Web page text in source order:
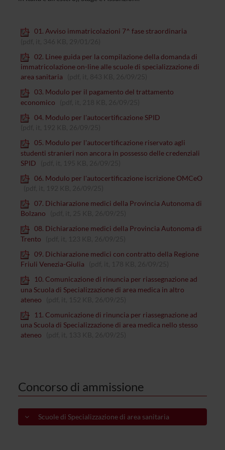
01. Avviso immatricolazioni 7^ fase straordinaria
02. Linee guida per la compilazione della domanda di
immatricolazione on-line alle scuole di specializzazione di
area sanitaria
03. Modulo per il pagamento del trattamento
economico
04. Modulo per l'autocertificazione SPID
05. Modulo per l'autocertificazione riservato agli
studenti stranieri non ancora in possesso delle credenziali
SPID
06. Modulo per l'autocertificazione iscrizione OMCeO
07. Dichiarazione medici della Provincia Autonoma di
Bolzano
08. Dichiarazione medici della Provincia Autonoma di
Trento
09. Dichiarazione medici con contratto della Regione
Friuli Venezia-Giulia
10. Comunicazione di rinuncia per riassegnazione ad
una Scuola di Specializzazione di area medica in altro
ateneo
11. Comunicazione di rinuncia per riassegnazione ad
una Scuola di Specializzazione di area medica nello stesso
ateneo
Concorso di ammissione
Scuole di Specializzazione di area sanitaria